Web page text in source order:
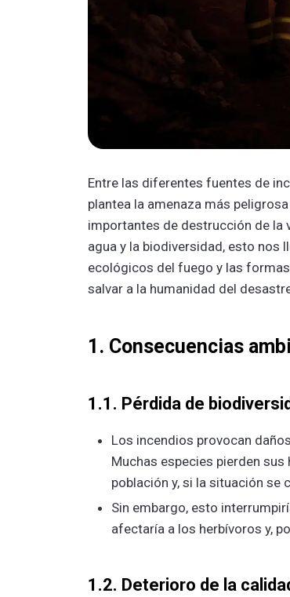
Entre las diferentes fuentes de
plantea la amenaza más
importantes de destrucción de la
agua y la biodiversidad, esto nos
ecológicos del fuego y las
salvar a la humanidad del
1. Consecuencias
1.1. Pérdida de
Los incendios provocan
Muchas especies pierden
población y, si la situación se
Sin embargo, esto
afectaría a los herbívoros y,
1.2. Deterioro de la